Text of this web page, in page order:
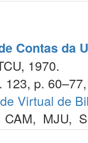
Contas da
1970.
p.
Virtual de
CAM, MJU,